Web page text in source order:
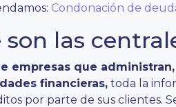
Condonación de
son las
empresas que
financieras, toda la
por parte de sus clientes.